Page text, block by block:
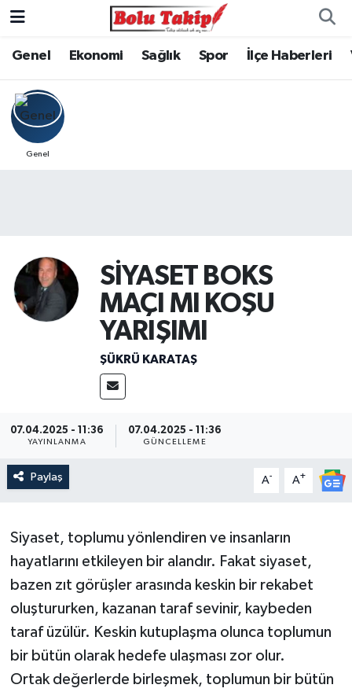
Genel Ekonomi Sağlık Spor İlçe Haberleri
Genel
SİYASET BOKS
MAÇI MI KOŞU
YARIŞIMI
ŞÜKRÜ KARATAŞ
07.04.2025 - 11:36
YAYINLANMA
07.04.2025 - 11:36
GÜNCELLEME
Paylaş A- A+
Siyaset, toplumu yönlendiren ve insanların
hayatlarını etkileyen bir alandır. Fakat siyaset,
bazen zıt görüşler arasında keskin bir rekabet
oluştururken, kazanan taraf sevinir, kaybeden
taraf üzülür. Keskin kutuplaşma olunca toplumun
bir bütün olarak hedefe ulaşması zor olur.
Ortak değerlerde birleşmek, toplumun bir bütün